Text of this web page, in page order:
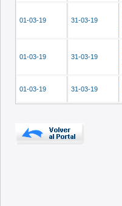
01-03-19 31-03-19
01-03-19 31-03-19
01-03-19 31-03-19